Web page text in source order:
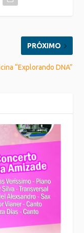
PRÓXIMO
“Explorando DNA”